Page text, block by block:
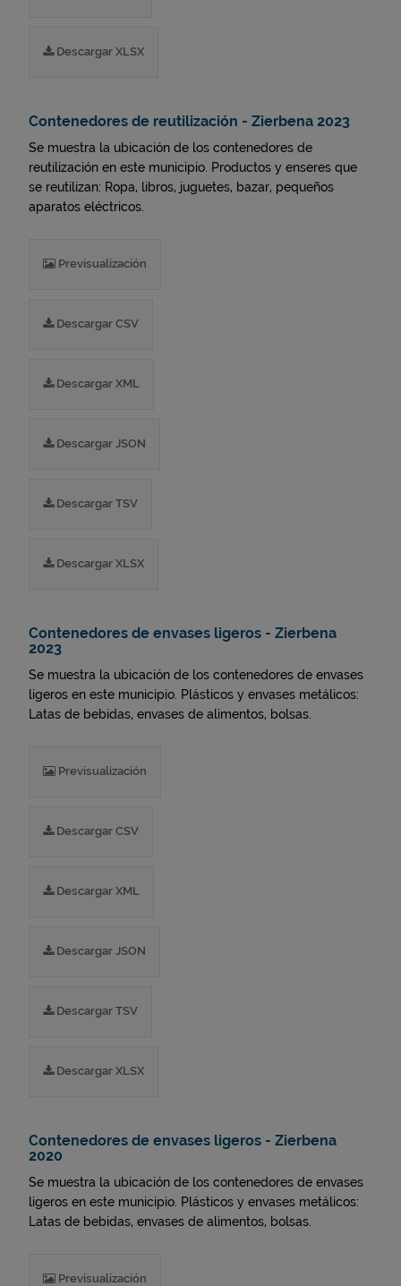
Descargar XLSX
Contenedores de reutilización - Zierbena 2023
Se muestra la ubicación de los contenedores de
reutilización en este municipio. Productos y enseres que
se reutilizan: Ropa, libros, juguetes, bazar, pequeños
aparatos eléctricos.
Previsualización
Descargar CSV
Descargar XML
Descargar JSON
Descargar TSV
Descargar XLSX
Contenedores de envases ligeros - Zierbena
2023
Se muestra la ubicación de los contenedores de envases
ligeros en este municipio. Plásticos y envases metálicos:
Latas de bebidas, envases de alimentos, bolsas.
Previsualización
Descargar CSV
Descargar XML
Descargar JSON
Descargar TSV
Descargar XLSX
Contenedores de envases ligeros - Zierbena
2020
Se muestra la ubicación de los contenedores de envases
ligeros en este municipio. Plásticos y envases metálicos:
Latas de bebidas, envases de alimentos, bolsas.
Previsualización